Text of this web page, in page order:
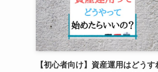
【初心者向け】資産運用はどうす